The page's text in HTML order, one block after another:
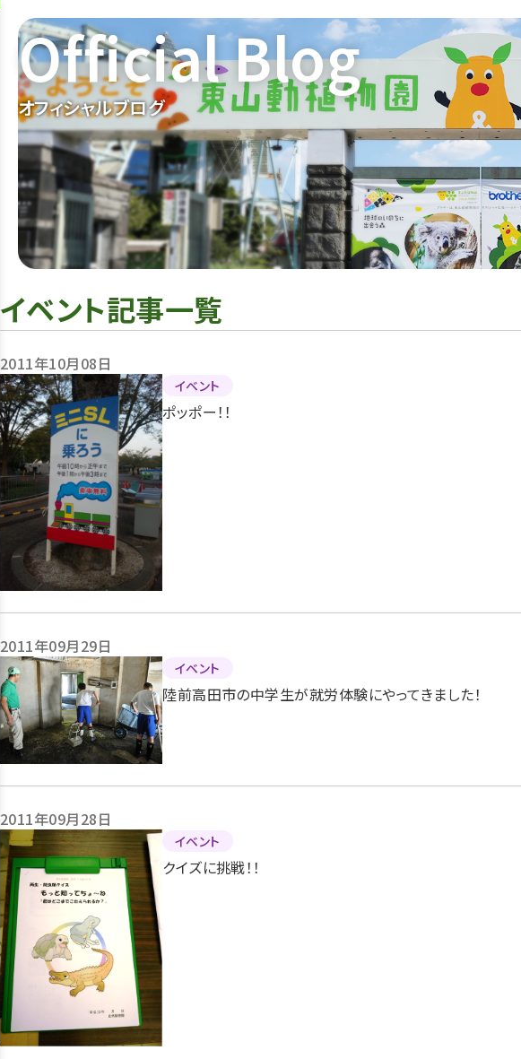
オフィシャルブログ
Official Blog
イベント記事一覧
2011年10月08日
イベント
ポッポー！！
2011年09月29日
イベント
陸前高田市の中学生が就労体験にやってきました！
2011年09月28日
イベント
クイズに挑戦！！